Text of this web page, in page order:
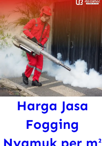
Harga Jasa
Fogging
Nyamuk per m²